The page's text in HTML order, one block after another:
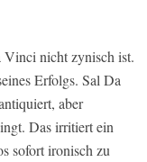
Vinci nicht zynisch ist.
Erfolgs. Sal Da
aber
Das irritiert ein
sofort ironisch zu